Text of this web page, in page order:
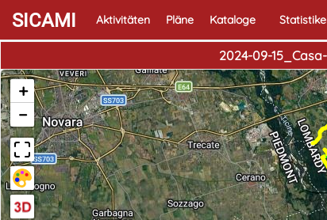
SICAMI Aktivitäten Pläne Kataloge
2024-09-
+
−